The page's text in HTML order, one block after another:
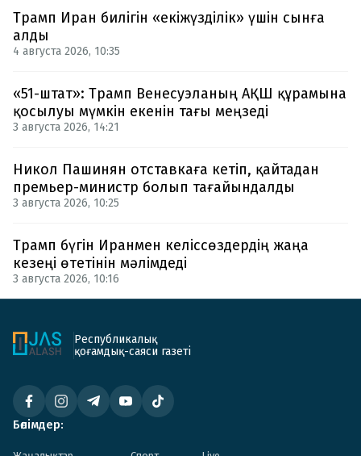
Трамп Иран билігін «екіжүзділік» үшін сынға
алды
4 августа 2026, 10:35
«51-штат»: Трамп Венесуэланың АҚШ құрамына
қосылуы мүмкін екенін тағы меңзеді
3 августа 2026, 14:21
Никол Пашинян отставкаға кетіп, қайтадан
премьер-министр болып тағайындалды
3 августа 2026, 10:25
Трамп бүгін Иранмен келіссөздердің жаңа
кезеңі өтетінін мәлімдеді
3 августа 2026, 10:16
Республикалық
қоғамдық-саяси газеті
Бөлімдер: